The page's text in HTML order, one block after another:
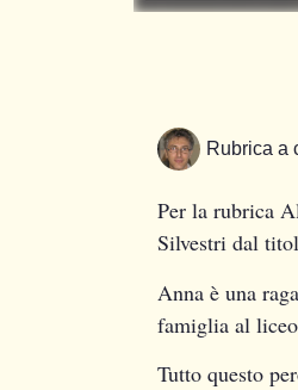
Rubrica a
Per la rubrica
Silvestri dal
Anna è una
famiglia al
Tutto questo